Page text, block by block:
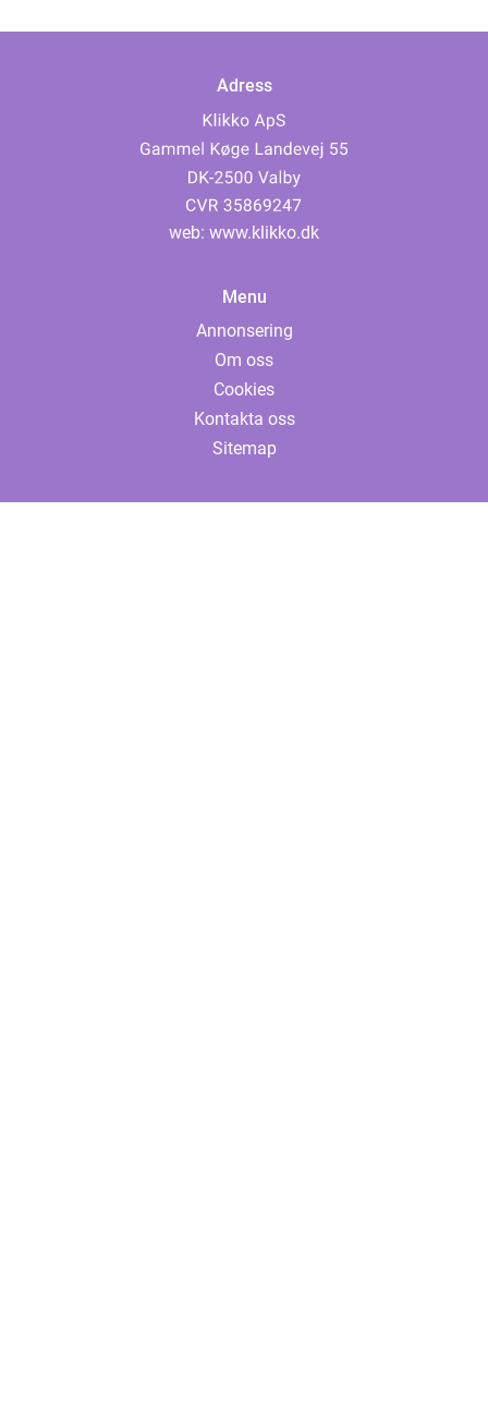
Adress
web: www.klikko.dk
Menu
Annonsering
Om oss
Cookies
Kontakta oss
Sitemap